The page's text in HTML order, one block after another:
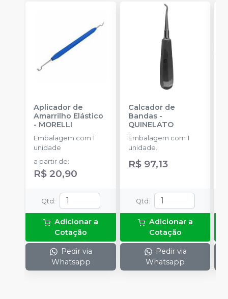
Aplicador de
Amarrilho Elástico
- MORELLI
Embalagem com 1
unidade
a partir de:
R$ 20,90
Qtd :
Adicionar a
Cotação
Pedir via
Whatsapp
Calcador de
Bandas-
QUINELATO
Embalagem com 1
unidade.
R$ 97,13
Qtd :
Adicionar a
Cotação
Pedir via
Whatsapp